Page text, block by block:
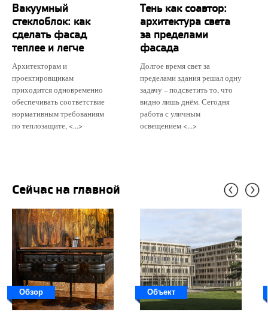
Вакуумный
стеклоблок: как
сделать фасад
теплее и легче
Архитекторам и
проектировщикам
приходится одновременно
обеспечивать соответствие
нормативным требованиям
по теплозащите, <...>
Тень как соавтор:
архитектура света
за пределами
фасада
Долгое время свет за
пределами здания решал одну
задачу – подсветить то, что
видно лишь днём. Сегодня
работа с уличным
освещением <...>
Сейчас на главной
Обзор Объект